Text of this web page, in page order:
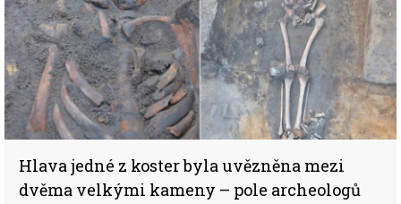
Hlava jedné z koster byla uvězněna mezi
dvěma velkými kameny – pole archeologů